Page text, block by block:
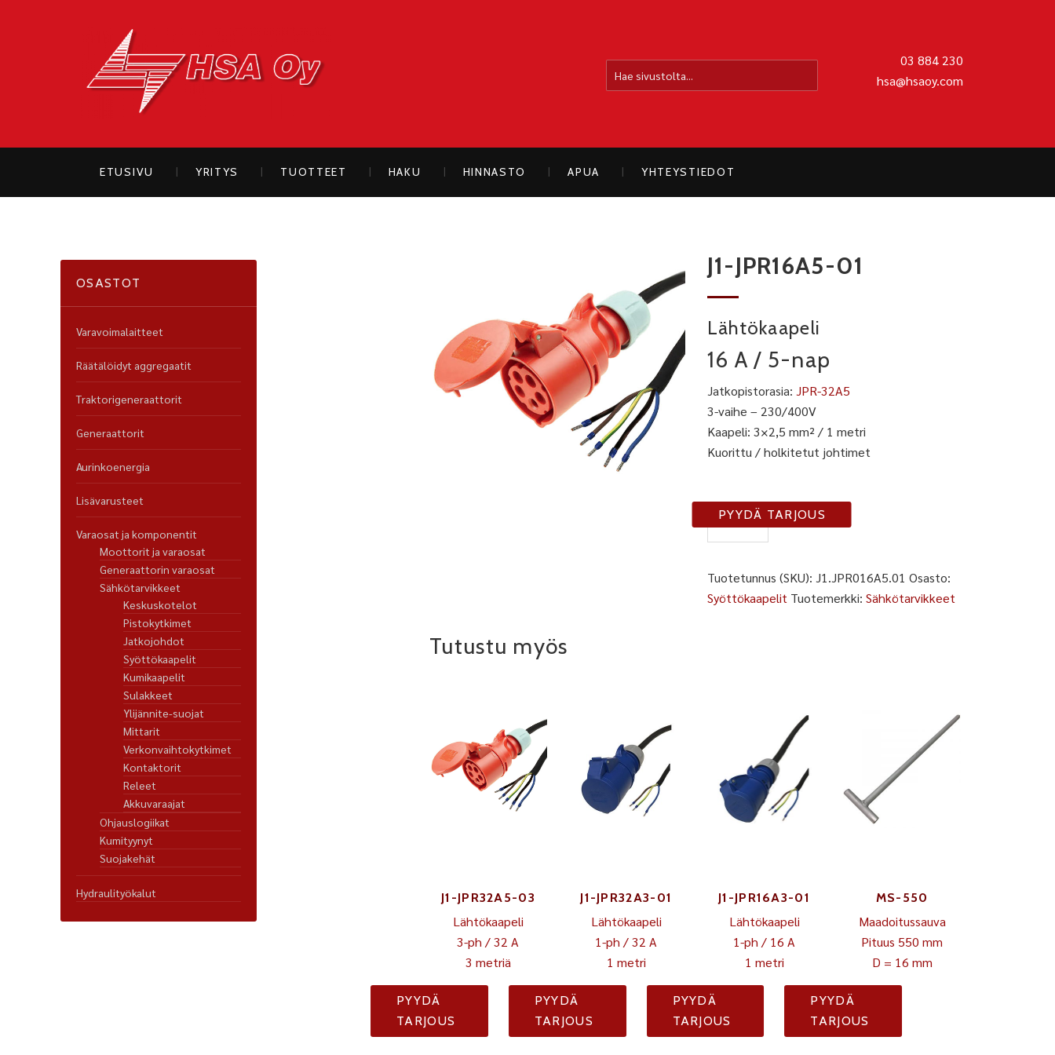
03 884 230
hsa@hsaoy.com
ETUSIVU YRITYS TUOTTEET HAKU HINNASTO APUA YHTEYSTIEDOT
J1-JPR16A5-01
Lähtökaapeli
16 A / 5-nap
Jatkopistorasia: JPR-32A5
3-vaihe – 230/400V
Kaapeli: 3×2,5 mm² / 1 metri
Kuorittu / holkitetut johtimet
J1-
JPR16A5-
määrä
PYYDÄ TARJOUS
Tuotetunnus (SKU): J1.JPR016A5.01 Osasto:
Syöttökaapelit Tuotemerkki: Sähkötarvikkeet
Tutustu myös
J1-JPR32A5-03
Lähtökaapeli
3-ph / 32 A
3 metriä
PYYDÄ
TARJOUS
J1-JPR32A3-01
Lähtökaapeli
1-ph / 32 A
1 metri
PYYDÄ
TARJOUS
J1-JPR16A3-01
Lähtökaapeli
1-ph / 16 A
1 metri
PYYDÄ
TARJOUS
MS-550
Maadoitussauva
Pituus 550 mm
D = 16 mm
PYYDÄ
TARJOUS
OSASTOT
Varavoimalaitteet
Räätälöidyt aggregaatit
Traktorigeneraattorit
Generaattorit
Aurinkoenergia
Lisävarusteet
Varaosat ja komponentit
Moottorit ja varaosat
Generaattorin varaosat
Sähkötarvikkeet
Keskuskotelot
Pistokytkimet
Jatkojohdot
Syöttökaapelit
Kumikaapelit
Sulakkeet
Ylijännite-suojat
Mittarit
Verkonvaihtokytkimet
Kontaktorit
Releet
Akkuvaraajat
Ohjauslogiikat
Kumityynyt
Suojakehät
Hydraulityökalut